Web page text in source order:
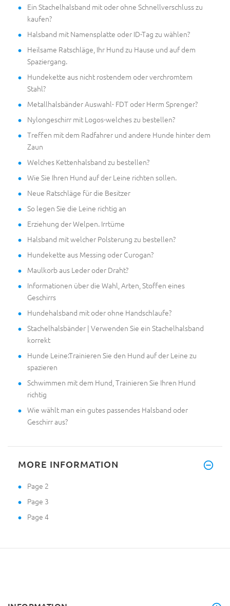
Ein Stachelhalsband mit oder ohne Schnellverschluss zu
kaufen?
Halsband mit Namensplatte oder ID-Tag zu wählen?
Heilsame Ratschläge, Ihr Hund zu Hause und auf dem
Spaziergang.
Hundekette aus nicht rostendem oder verchromtem
Stahl?
Metallhalsbänder Auswahl- FDT oder Herm Sprenger?
Nylongeschirr mit Logos-welches zu bestellen?
Treffen mit dem Radfahrer und andere Hunde hinter dem
Zaun
Welches Kettenhalsband zu bestellen?
Wie Sie Ihren Hund auf der Leine richten sollen.
Neue Ratschläge für die Besitzer
So legen Sie die Leine richtig an
Erziehung der Welpen. Irrtüme
Halsband mit welcher Polsterung zu bestellen?
Hundekette aus Messing oder Curogan?
Maulkorb aus Leder oder Draht?
Informationen über die Wahl, Arten, Stoffen eines
Geschirrs
Hundehalsband mit oder ohne Handschlaufe?
Stachelhalsbänder | Verwenden Sie ein Stachelhalsband
korrekt
Hunde Leine:Trainieren Sie den Hund auf der Leine zu
spazieren
Schwimmen mit dem Hund, Trainieren Sie Ihren Hund
richtig
Wie wählt man ein gutes passendes Halsband oder
Geschirr aus?
MORE INFORMATION
Page 2
Page 3
Page 4